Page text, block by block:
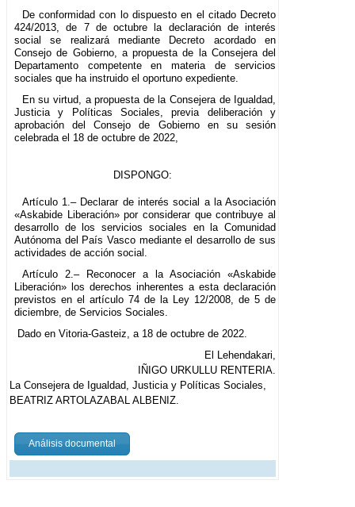
De conformidad con lo dispuesto en el citado Decreto
424/2013, de 7 de octubre la declaración de interés
social se realizará mediante Decreto acordado en
Consejo de Gobierno, a propuesta de la Consejera del
Departamento competente en materia de servicios
sociales que ha instruido el oportuno expediente.
En su virtud, a propuesta de la Consejera de Igualdad,
Justicia y Políticas Sociales, previa deliberación y
aprobación del Consejo de Gobierno en su sesión
celebrada el 18 de octubre de 2022,
DISPONGO:
Artículo 1.– Declarar de interés social a la Asociación
«Askabide Liberación» por considerar que contribuye al
desarrollo de los servicios sociales en la Comunidad
Autónoma del País Vasco mediante el desarrollo de sus
actividades de acción social.
Artículo 2.– Reconocer a la Asociación «Askabide
Liberación» los derechos inherentes a esta declaración
previstos en el artículo 74 de la Ley 12/2008, de 5 de
diciembre, de Servicios Sociales.
Dado en Vitoria-Gasteiz, a 18 de octubre de 2022.
El Lehendakari,
IÑIGO URKULLU RENTERIA.
La Consejera de Igualdad, Justicia y Políticas Sociales,
BEATRIZ ARTOLAZABAL ALBENIZ.
Análisis documental